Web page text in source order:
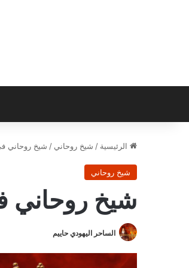
الرئيسية / شيخ روحاني / شيخ روحاني
شيخ روحاني
شيخ روحاني
الساحر اليهودي حاييم